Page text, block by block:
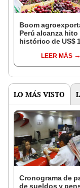
Boom
Perú alcanza hito
histórico de US$
LEER MÁS
LO MÁS VISTO
Cronograma de
de sueldos y